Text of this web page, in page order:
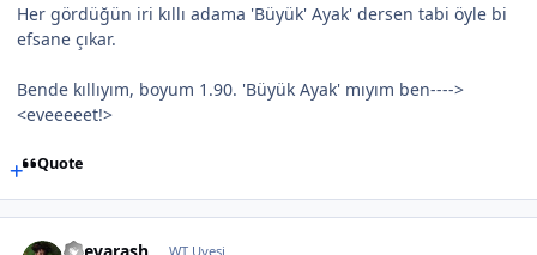
Her gördüğün iri kıllı adama 'Büyük' Ayak' dersen tabi öyle bi
efsane çıkar.
Bende kıllıyım, boyum 1.90. 'Büyük Ayak' mıyım ben---->
<eveeeeet!>
Quote
Shevarash WT Uyesi